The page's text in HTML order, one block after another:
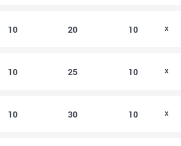
10 20 10
10 25 10
10 30 10